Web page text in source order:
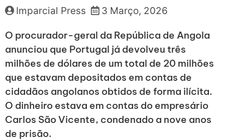
Imparcial Press 3 Março, 2026
O procurador-geral da República de Angola
anunciou que Portugal já devolveu três
milhões de dólares de um total de 20 milhões
que estavam depositados em contas de
cidadãos angolanos obtidos de forma ilícita.
O dinheiro estava em contas do empresário
Carlos São Vicente, condenado a nove anos
de prisão.